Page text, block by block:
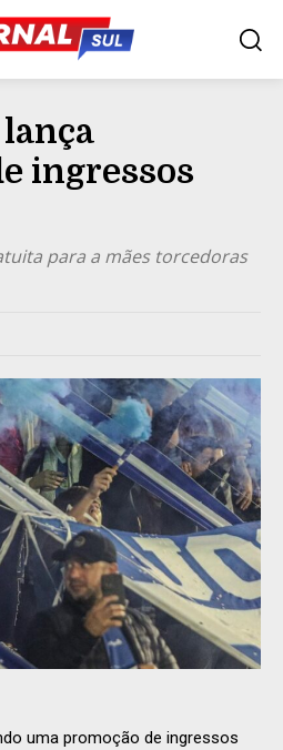
ingressos
para a mães torcedoras
uma promoção de ingressos